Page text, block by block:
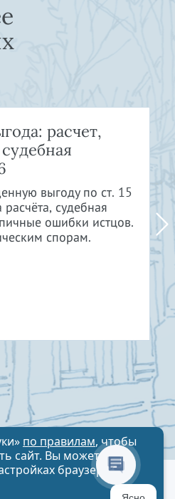
расчет,
выгоду по ст. 15
судебная
ошибки истцов.
спорам.
персональных данных
по правилам, чтобы
сайт. Вы можете
браузера